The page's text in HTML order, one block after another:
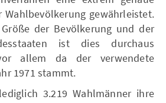
Wahlbevölkerung gewährleistet.
der Bevölkerung und der
ist dies durchaus
allem da der verwendete
1971 stammt.
3.219 Wahlmänner ihre